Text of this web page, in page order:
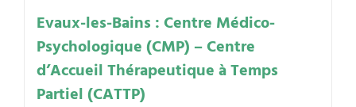
Evaux-les-Bains : Centre Médico-
Psychologique (CMP) – Centre
d’Accueil Thérapeutique à Temps
Partiel (CATTP)